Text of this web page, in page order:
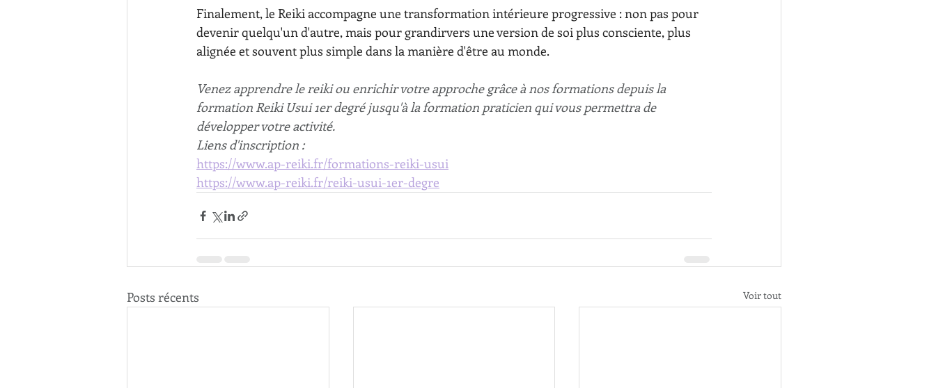
Finalement, le Reiki accompagne une transformation intérieure progressive : non pas pour
devenir quelqu'un d'autre, mais pour grandirvers une version de soi plus consciente, plus
alignée et souvent plus simple dans la manière d'être au monde.
Venez apprendre le reiki ou enrichir votre approche grâce à nos formations depuis la
formation Reiki Usui 1er degré jusqu'à la formation praticien qui vous permettra de
développer votre activité.
Liens d'inscription :
https://www.ap-reiki.fr/formations-reiki-usui
https://www.ap-reiki.fr/reiki-usui-1er-degre
Posts récents Voir tout